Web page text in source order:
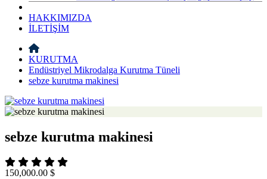
HAKKIMIZDA
İLETİŞİM
KURUTMA
Endüstriyel Mikrodalga Kurutma Tüneli
sebze kurutma makinesi
sebze kurutma makinesi
150,000.00 $